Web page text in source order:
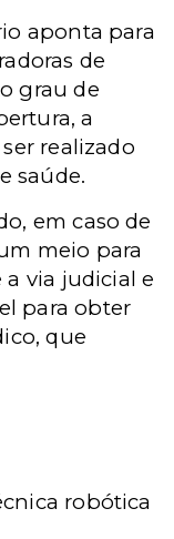
aponta para
de
grau de
a
realizado
saúde.
em caso de
meio para
via judicial e
para obter
que
robótica